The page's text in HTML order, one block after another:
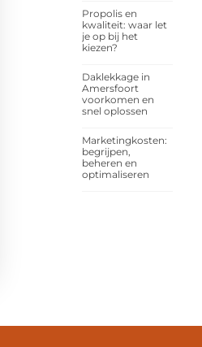
Propolis en
kwaliteit: waar let
je op bij het
kiezen?
Daklekkage in
Amersfoort
voorkomen en
snel oplossen
Marketingkosten:
begrijpen,
beheren en
optimaliseren